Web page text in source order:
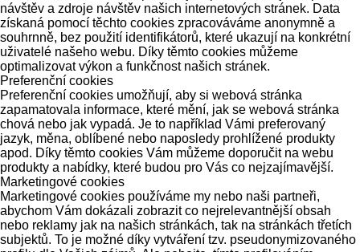
návštěv a zdroje návštěv našich internetových stránek. Data
získaná pomocí těchto cookies zpracováváme anonymně a
souhrnně, bez použití identifikátorů, které ukazují na konkrétní
uživatelé našeho webu. Díky těmto cookies můžeme
optimalizovat výkon a funkčnost našich stránek.
Preferenční cookies
Preferenční cookies umožňují, aby si webová stránka
zapamatovala informace, které mění, jak se webová stránka
chová nebo jak vypadá. Je to například Vámi preferovaný
jazyk, měna, oblíbené nebo naposledy prohlížené produkty
apod. Díky těmto cookies Vám můžeme doporučit na webu
produkty a nabídky, které budou pro Vás co nejzajímavější.
Marketingové cookies
Marketingové cookies používáme my nebo naši partneři,
abychom Vám dokázali zobrazit co nejrelevantnější obsah
nebo reklamy jak na našich stránkách, tak na stránkách třetích
subjektů. To je možné díky vytváření tzv. pseudonymizovaného